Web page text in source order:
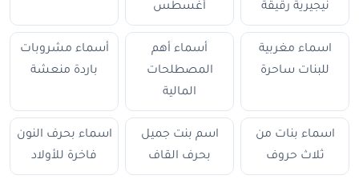
نيجيرية رقيقة
أغسطس
اسماء مغربية
للبنات ساحرة
أسماء أهم
المصطلحات
المالية
أسماء مشروبات
باردة منعشة
اسماء بنات من
ثلاث حروف
اسم بنت جميل
بحرف القاف
اسماء بحرف النون
فاخرة للأولاد